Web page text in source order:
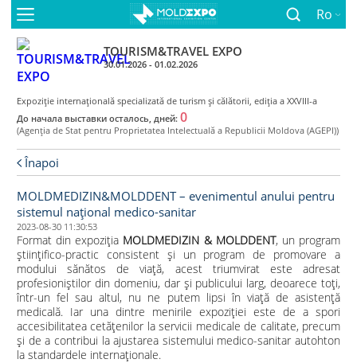
Ro
TOURISM&TRAVEL EXPO
30.01.2026 - 01.02.2026
Expoziţie internaţională specializată de turism și călătorii, ediţia a XXVIII-a
До начала выставки осталось, дней: 0
(Agenţia de Stat pentru Proprietatea Intelectuală a Republicii Moldova (AGEPI))
Înapoi
MOLDMEDIZIN&MOLDDENT – evenimentul anului pentru
sistemul naţional medico-sanitar
2023-08-30 11:30:53
Format din expoziţia MOLDMEDIZIN & MOLDDENT, un program
ştiinţifico-practic consistent şi un program de promovare a
modului sănătos de viaţă, acest triumvirat este adresat
profesioniştilor din domeniu, dar şi publicului larg, deoarece toți,
într-un fel sau altul, nu ne putem lipsi în viață de asistență
medicală. Iar una dintre menirile expoziției este de a spori
accesibilitatea cetățenilor la servicii medicale de calitate, precum
și de a contribui la ajustarea sistemului medico-sanitar autohton
la standardele internaţionale.